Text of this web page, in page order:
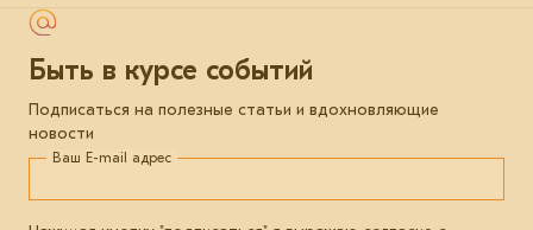
Быть в курсе событий
Подписаться на полезные статьи и вдохновляющие
новости
Ваш E-mail адрес